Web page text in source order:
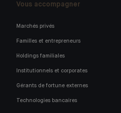
Vous accompagner
Marchés privés
Familles et entrepreneurs
Holdings familiales
Institutionnels et corporates
Gérants de fortune externes
Technologies bancaires